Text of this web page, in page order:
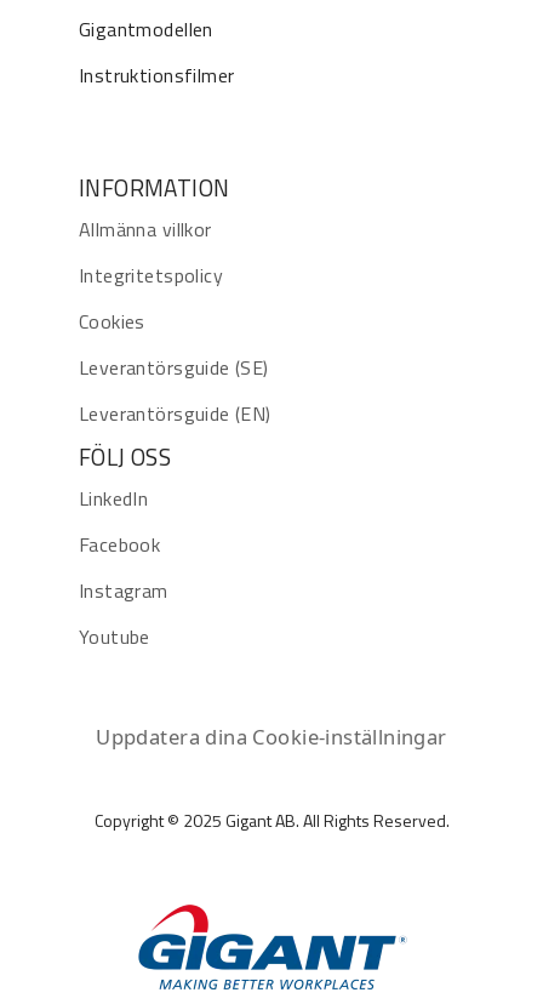
Gigantmodellen
Instruktionsfilmer
INFORMATION
Allmänna villkor
Integritetspolicy
Cookies
Leverantörsguide (SE)
Leverantörsguide (EN)
FÖLJ OSS
LinkedIn
Facebook
Instagram
Youtube
Uppdatera dina Cookie-inställningar
Copyright © 2025 Gigant AB. All Rights Reserved.